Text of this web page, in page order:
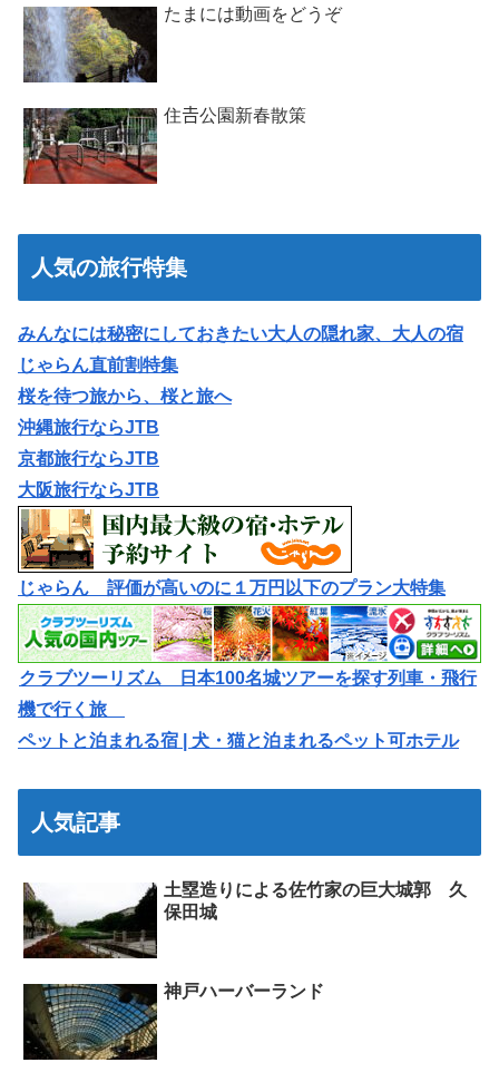
たまには動画をどうぞ
住𠮷公園新春散策
人気の旅行特集
みんなには秘密にしておきたい大人の隠れ家、大人の宿
じゃらん直前割特集
桜を待つ旅から、桜と旅へ
沖縄旅行ならJTB
京都旅行ならJTB
大阪旅行ならJTB
じゃらん 評価が高いのに１万円以下のプラン大特集
クラブツーリズム 日本100名城ツアーを探す列車・飛行
機で行く旅
ペットと泊まれる宿 | 犬・猫と泊まれるペット可ホテル
人気記事
土塁造りによる佐竹家の巨大城郭 久
保田城
神戸ハーバーランド